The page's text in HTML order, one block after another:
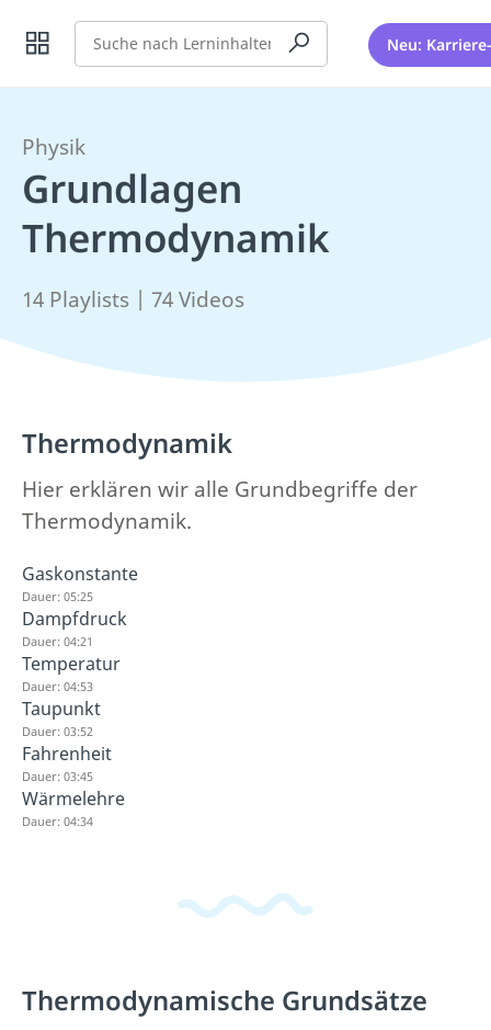
Suche Neu:
Physik
Grundlagen
Thermodynamik
14 Playlists | 74 Videos
Thermodynamik
Hier erklären wir alle Grundbegriffe der
Thermodynamik.
Gaskonstante
Dauer: 05:25
Dampfdruck
Dauer: 04:21
Temperatur
Dauer: 04:53
Taupunkt
Dauer: 03:52
Fahrenheit
Dauer: 03:45
Wärmelehre
Dauer: 04:34
Thermodynamische Grundsätze